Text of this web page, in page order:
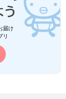
届け
リ